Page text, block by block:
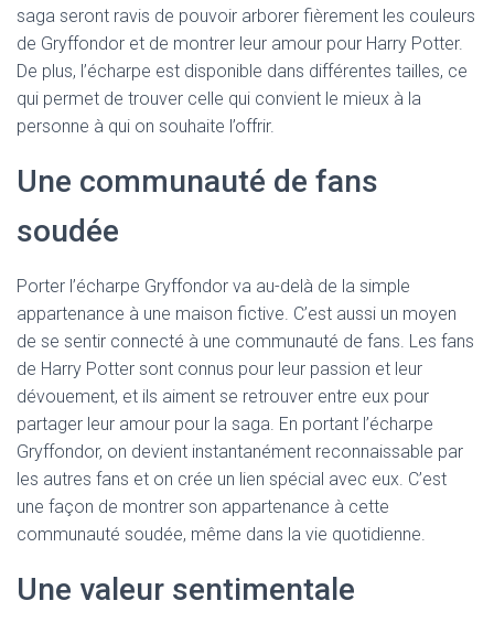
saga seront ravis de pouvoir arborer fièrement les couleurs
de Gryffondor et de montrer leur amour pour Harry Potter.
De plus, l’écharpe est disponible dans différentes tailles, ce
qui permet de trouver celle qui convient le mieux à la
personne à qui on souhaite l’offrir.
Une communauté de fans
soudée
Porter l’écharpe Gryffondor va au-delà de la simple
appartenance à une maison fictive. C’est aussi un moyen
de se sentir connecté à une communauté de fans. Les fans
de Harry Potter sont connus pour leur passion et leur
dévouement, et ils aiment se retrouver entre eux pour
partager leur amour pour la saga. En portant l’écharpe
Gryffondor, on devient instantanément reconnaissable par
les autres fans et on crée un lien spécial avec eux. C’est
une façon de montrer son appartenance à cette
communauté soudée, même dans la vie quotidienne.
Une valeur sentimentale